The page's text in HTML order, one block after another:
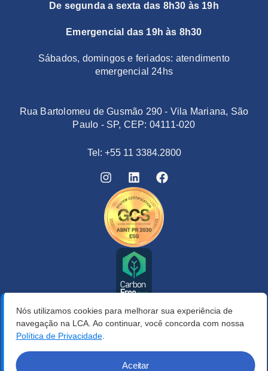
De segunda a sexta das 8h30 às 19h
Emergencial das 19h às 8h30
Sábados, domingos e feriados: atendimento
emergencial 24hs
Rua Bartolomeu de Gusmão 290 - Vila Mariana, São
Paulo - SP, CEP: 04111-020
Tel: +55 11 3384.2800
Nós utilizamos cookies para melhorar sua experiência de
navegação na LCA. Ao continuar, você concorda com nossa
Política de Privacidade.
Aceitar